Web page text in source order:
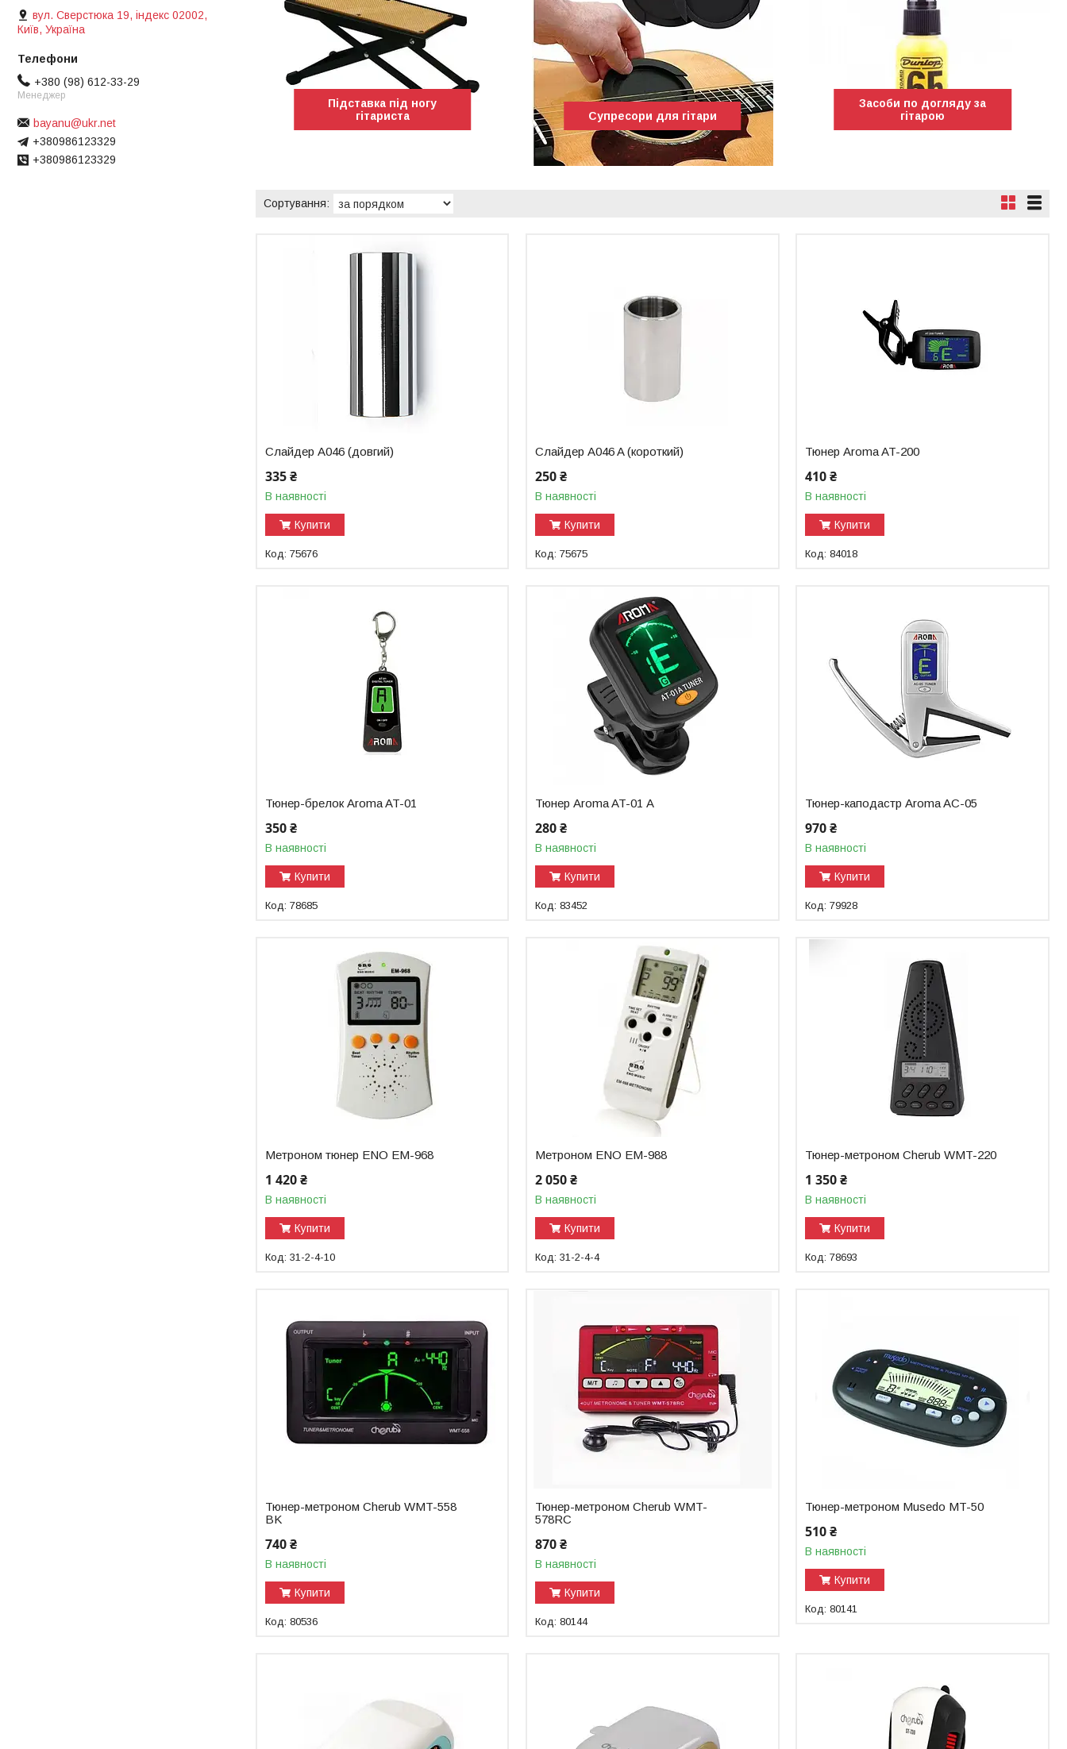
Підставка під ногу
гітариста
Супресори для гітари
Засоби по догляду за
гітарою
Слайдер A046 (довгий)
335 ₴
В наявності
Купити
75676
Слайдер A046 A (короткий)
250 ₴
В наявності
Купити
75675
Тюнер Aroma AT-200
410 ₴
В наявності
Купити
84018
Тюнер-брелок Aroma AT-01
350 ₴
В наявності
Купити
78685
Тюнер Aroma AT-01 А
280 ₴
В наявності
Купити
83452
Тюнер-каподастр Aroma AC-05
970 ₴
В наявності
Купити
79928
Метроном тюнер ENO EM-968
1 420 ₴
В наявності
Купити
31-2-4-10
Метроном ENO EM-988
2 050 ₴
В наявності
Купити
31-2-4-4
Тюнер-метроном Cherub WMT-220
1 350 ₴
В наявності
Купити
78693
Тюнер-метроном Cherub WMT-558
BK
740 ₴
В наявності
Купити
80536
Тюнер-метроном Cherub WMT-
578RC
870 ₴
В наявності
Купити
80144
Тюнер-метроном Musedo MT-50
510 ₴
В наявності
Купити
80141
вул. Сверстюка 19, індекс 02002,
Київ, Україна
+380 (98) 612-33-29
Менеджер
bayanu@ukr.net
+380986123329
+380986123329